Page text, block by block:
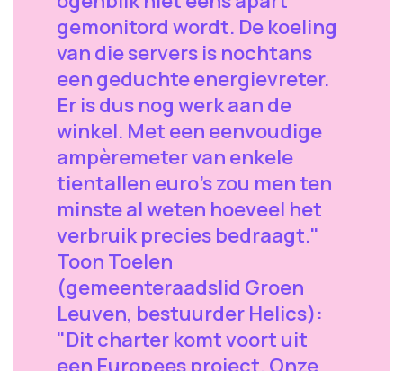
gemonitord wordt. De koeling
van die servers is nochtans
een geduchte energievreter.
Er is dus nog werk aan de
winkel. Met een eenvoudige
ampèremeter van enkele
tientallen euro's zou men ten
minste al weten hoeveel het
verbruik precies bedraagt."
Toon Toelen
(gemeenteraadslid Groen
Leuven, bestuurder Helics):
"Dit charter komt voort uit
een Europees project. Onze